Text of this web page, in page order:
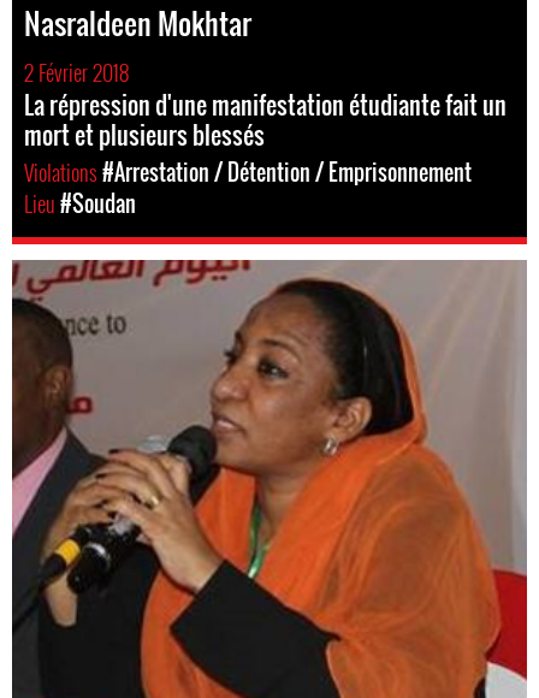
Nasraldeen Mokhtar
2 Février 2018
La répression d'une manifestation étudiante fait un
mort et plusieurs blessés
Violations#Arrestation / Détention / Emprisonnement
Lieu#Soudan